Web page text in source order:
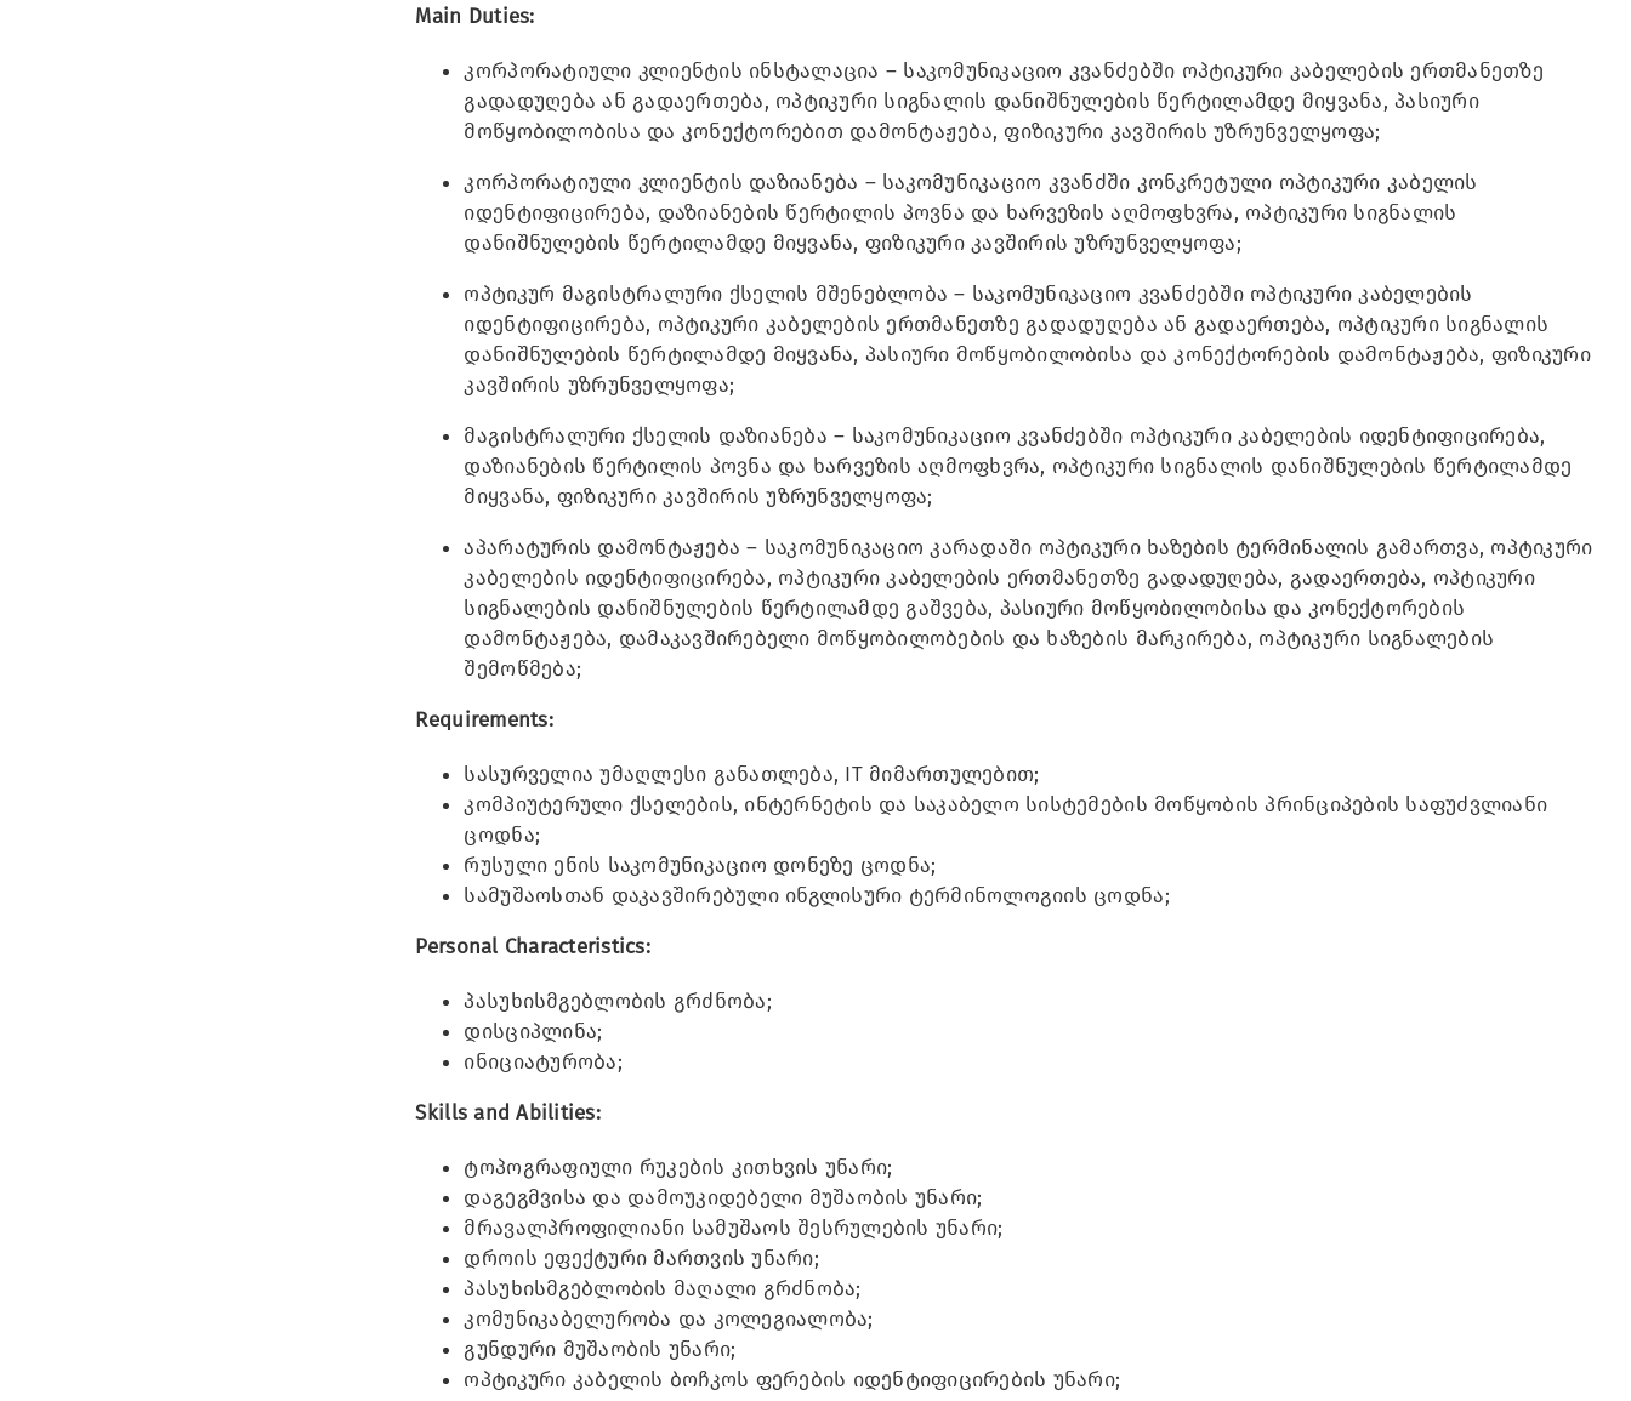
Main Duties:
კორპორატიული კლიენტის ინსტალაცია – საკომუნიკაციო კვანძებში ოპტიკური კაბელების ერთმანეთზე
გადადუღება ან გადაერთება, ოპტიკური სიგნალის დანიშნულების წერტილამდე მიყვანა, პასიური
მოწყობილობისა და კონექტორებით დამონტაჟება, ფიზიკური კავშირის უზრუნველყოფა;
კორპორატიული კლიენტის დაზიანება – საკომუნიკაციო კვანძში კონკრეტული ოპტიკური კაბელის
იდენტიფიცირება, დაზიანების წერტილის პოვნა და ხარვეზის აღმოფხვრა, ოპტიკური სიგნალის
დანიშნულების წერტილამდე მიყვანა, ფიზიკური კავშირის უზრუნველყოფა;
ოპტიკურ მაგისტრალური ქსელის მშენებლობა – საკომუნიკაციო კვანძებში ოპტიკური კაბელების
იდენტიფიცირება, ოპტიკური კაბელების ერთმანეთზე გადადუღება ან გადაერთება, ოპტიკური სიგნალის
დანიშნულების წერტილამდე მიყვანა, პასიური მოწყობილობისა და კონექტორების დამონტაჟება, ფიზიკური
კავშირის უზრუნველყოფა;
მაგისტრალური ქსელის დაზიანება – საკომუნიკაციო კვანძებში ოპტიკური კაბელების იდენტიფიცირება,
დაზიანების წერტილის პოვნა და ხარვეზის აღმოფხვრა, ოპტიკური სიგნალის დანიშნულების წერტილამდე
მიყვანა, ფიზიკური კავშირის უზრუნველყოფა;
აპარატურის დამონტაჟება – საკომუნიკაციო კარადაში ოპტიკური ხაზების ტერმინალის გამართვა, ოპტიკური
კაბელების იდენტიფიცირება, ოპტიკური კაბელების ერთმანეთზე გადადუღება, გადაერთება, ოპტიკური
სიგნალების დანიშნულების წერტილამდე გაშვება, პასიური მოწყობილობისა და კონექტორების
დამონტაჟება, დამაკავშირებელი მოწყობილობების და ხაზების მარკირება, ოპტიკური სიგნალების
შემოწმება;
Requirements:
სასურველია უმაღლესი განათლება, IT მიმართულებით;
კომპიუტერული ქსელების, ინტერნეტის და საკაბელო სისტემების მოწყობის პრინციპების საფუძვლიანი
ცოდნა;
რუსული ენის საკომუნიკაციო დონეზე ცოდნა;
სამუშაოსთან დაკავშირებული ინგლისური ტერმინოლოგიის ცოდნა;
Personal Characteristics:
პასუხისმგებლობის გრძნობა;
დისციპლინა;
ინიციატურობა;
Skills and Abilities:
ტოპოგრაფიული რუკების კითხვის უნარი;
დაგეგმვისა და დამოუკიდებელი მუშაობის უნარი;
მრავალპროფილიანი სამუშაოს შესრულების უნარი;
დროის ეფექტური მართვის უნარი;
პასუხისმგებლობის მაღალი გრძნობა;
კომუნიკაბელურობა და კოლეგიალობა;
გუნდური მუშაობის უნარი;
ოპტიკური კაბელის ბოჩკოს ფერების იდენტიფიცირების უნარი;